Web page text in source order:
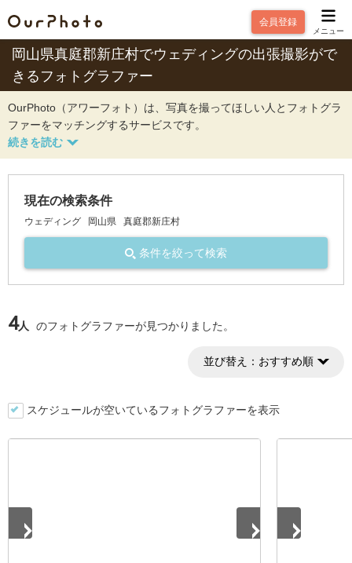
会員登録
メニュー
岡山県真庭郡新庄村でウェディングの出張撮影がで
きるフォトグラファー
OurPhoto（アワーフォト）は、写真を撮ってほしい人とフォトグラ
ファーをマッチングするサービスです。
現在の検索条件
ウェディング 岡山県 真庭郡新庄村
条件を絞って検索
4人 のフォトグラファーが見つかりました。
並び替え： おすすめ順
スケジュールが空いているフォトグラファーを表示